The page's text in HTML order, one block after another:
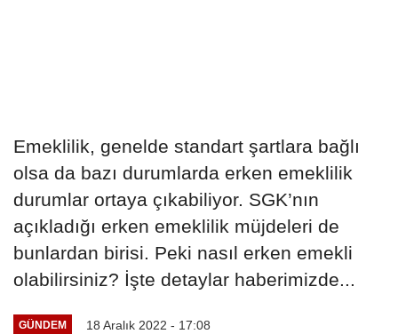
Emeklilik, genelde standart şartlara bağlı
olsa da bazı durumlarda erken emeklilik
durumlar ortaya çıkabiliyor. SGK’nın
açıkladığı erken emeklilik müjdeleri de
bunlardan birisi. Peki nasıl erken emekli
olabilirsiniz? İşte detaylar haberimizde...
GÜNDEM 18 Aralık 2022 - 17:08